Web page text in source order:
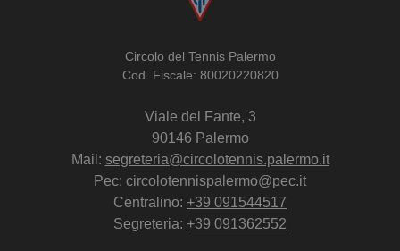
Circolo del Tennis Palermo
Cod. Fiscale: 80020220820
Viale del Fante, 3
90146 Palermo
Mail: segreteria@circolotennis.palermo.it
Pec: circolotennispalermo@pec.it
Centralino: +39 091544517
Segreteria: +39 091362552